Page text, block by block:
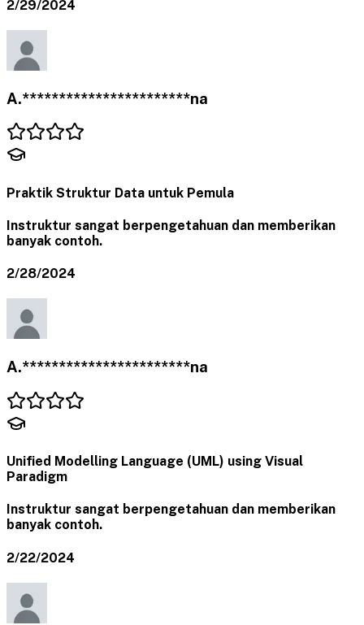
2/29/2024
A.***********************na
Praktik Struktur Data untuk Pemula
Instruktur sangat berpengetahuan dan memberikan
banyak contoh.
2/28/2024
A.***********************na
Unified Modelling Language (UML) using Visual
Paradigm
Instruktur sangat berpengetahuan dan memberikan
banyak contoh.
2/22/2024